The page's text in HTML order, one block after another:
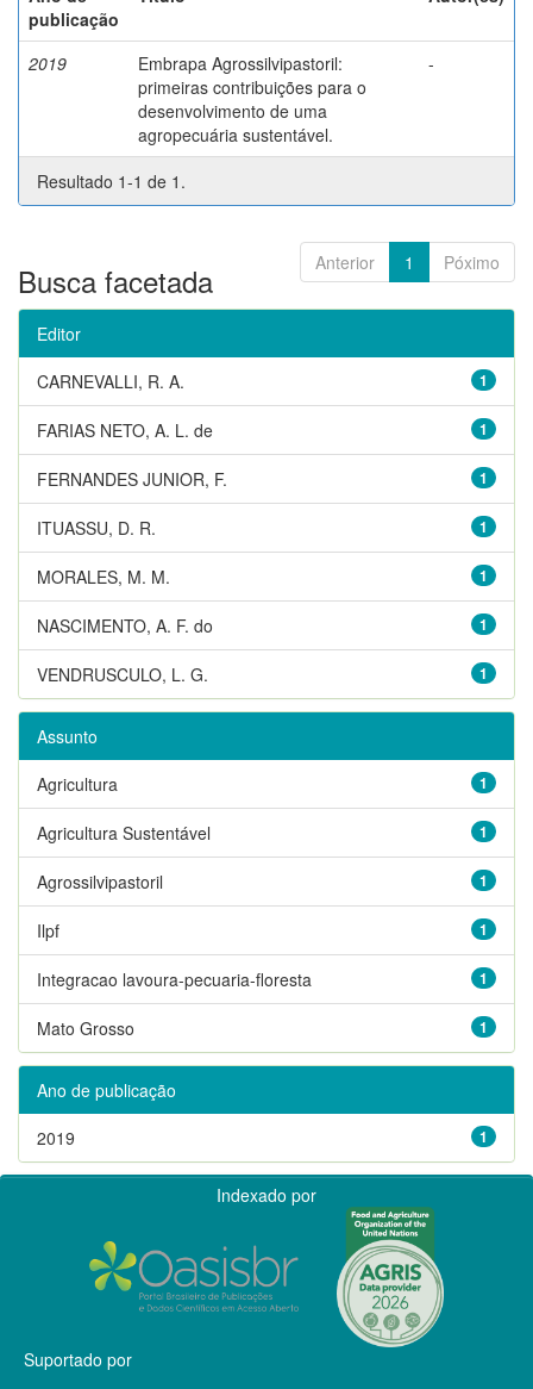
publicação
2019
Embrapa Agrossilvipastoril:
primeiras contribuições para o
desenvolvimento de uma
agropecuária sustentável.
-
Resultado 1-1 de 1.
Anterior 1 Póximo
Busca facetada
Editor
1
CARNEVALLI, R. A.
1
FARIAS NETO, A. L. de
1
FERNANDES JUNIOR, F.
1
ITUASSU, D. R.
1
MORALES, M. M.
1
NASCIMENTO, A. F. do
1
VENDRUSCULO, L. G.
Assunto
1
Agricultura
1
Agricultura Sustentável
1
Agrossilvipastoril
1
Ilpf
1
Integracao lavoura-pecuaria-floresta
1
Mato Grosso
Ano de publicação
1
2019
Indexado por
Suportado por